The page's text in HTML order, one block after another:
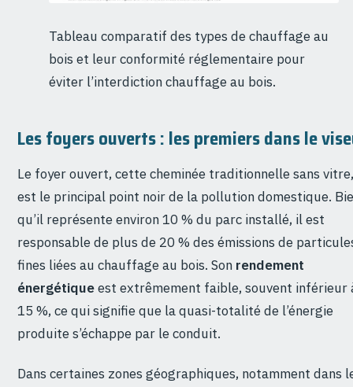
Tableau comparatif des types de chauffage au
bois et leur conformité réglementaire pour
éviter l’interdiction chauffage au bois.
Les foyers ouverts : les premiers dans le
Le foyer ouvert, cette cheminée traditionnelle sans vitre,
est le principal point noir de la pollution domestique.
qu’il représente environ 10 % du parc installé, il est
responsable de plus de 20 % des émissions de
fines liées au chauffage au bois. Son rendement
énergétiqueest extrêmement faible, souvent inférieur
15 %, ce qui signifie que la quasi-totalité de l’énergie
produite s’échappe par le conduit.
Dans certaines zones géographiques, notamment dans